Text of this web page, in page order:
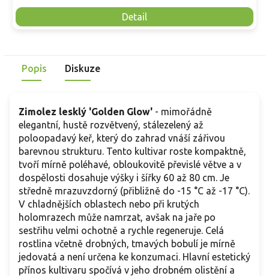
Detail
Popis Diskuze
Zimolez lesklý 'Golden Glow' - mimořádně
elegantní, hustě rozvětvený, stálezelený až
poloopadavý keř, který do zahrad vnáší zářivou
barevnou strukturu. Tento kultivar roste kompaktně,
tvoří mírně poléhavé, obloukovitě převislé větve a v
dospělosti dosahuje výšky i šířky 60 až 80 cm. Je
středně mrazuvzdorný (přibližně do -15 °C až -17 °C).
V chladnějších oblastech nebo při krutých
holomrazech může namrzat, avšak na jaře po
sestřihu velmi ochotně a rychle regeneruje. Celá
rostlina včetně drobných, tmavých bobulí je mírně
jedovatá a není určena ke konzumaci. Hlavní estetický
přínos kultivaru spočívá v jeho drobném olistění a